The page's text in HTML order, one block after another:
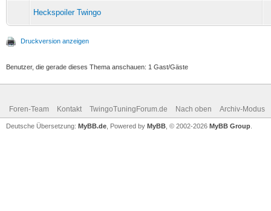
Heckspoiler Twingo
Druckversion anzeigen
Benutzer, die gerade dieses Thema anschauen: 1 Gast/Gäste
Foren-Team Kontakt TwingoTuningForum.de Nach oben Archiv-Modus
Deutsche Übersetzung: MyBB.de , Powered by MyBB , © 2002-2026 MyBB Group